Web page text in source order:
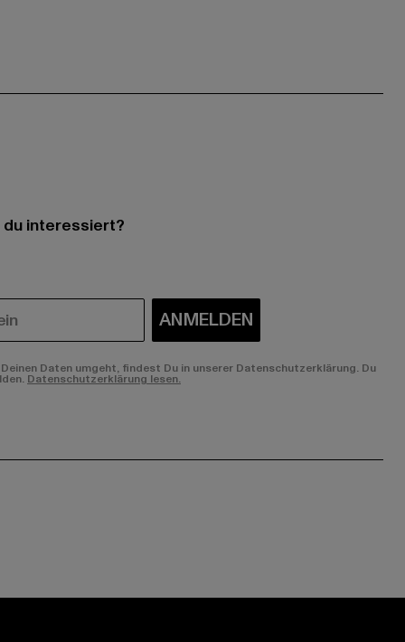
interessiert?
ANMELDEN
Daten umgeht, findest Du in unserer Datenschutzerklärung. Du
Datenschutzerklärung lesen.